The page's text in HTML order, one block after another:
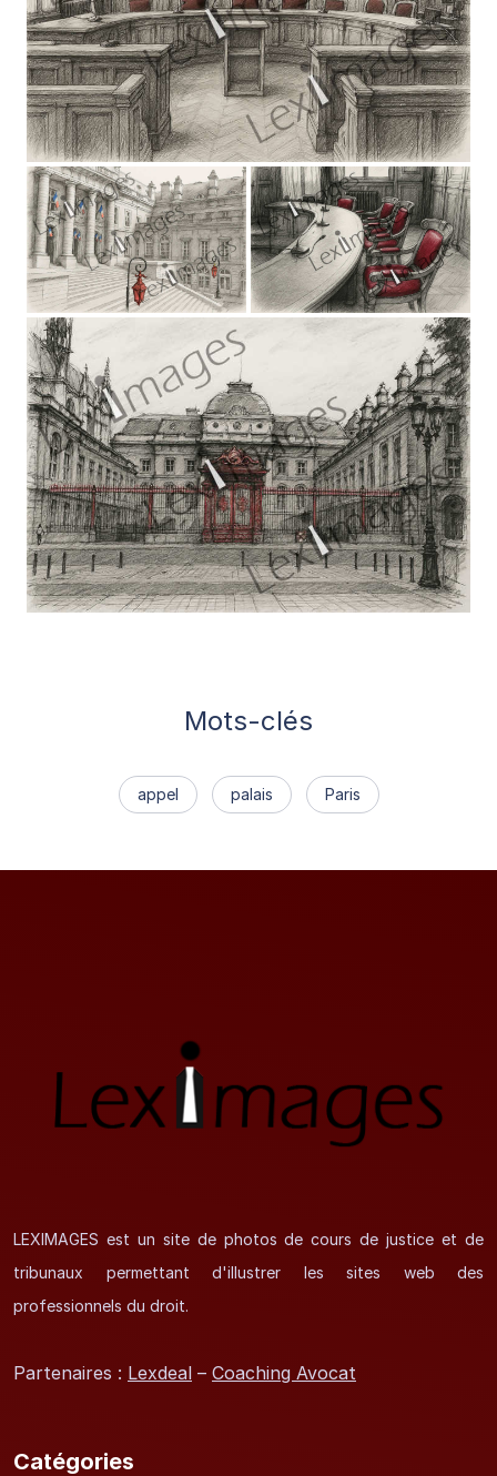
Mots-clés
appel palais Paris
LEXIMAGES est un site de photos de cours de justice et de
tribunaux permettant d'illustrer les sites web des
professionnels du droit.
Partenaires : Lexdeal – Coaching Avocat
Catégories